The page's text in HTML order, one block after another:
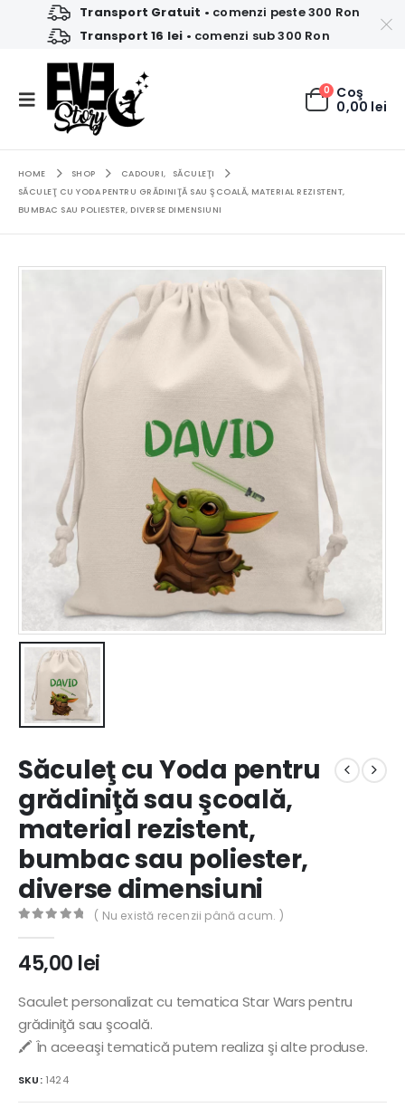
Transport Gratuit • comenzi peste 300 Ron
Transport 16 lei • comenzi sub 300 Ron
0 Coş
0,00 lei
HOME SHOP CADOURI,
SĂCULEŢI
SĂCULEŢ CU YODA PENTRU GRĂDINIŢĂ SAU ŞCOALĂ, MATERIAL REZISTENT,
BUMBAC SAU POLIESTER, DIVERSE DIMENSIUNI
Săculeţ cu Yoda pentru
grădiniţă sau şcoală,
material rezistent,
bumbac sau poliester,
diverse dimensiuni
( Nu există recenzii până acum. )
45,00 lei
Saculet personalizat cu tematica Star Wars pentru
grădiniţă sau şcoală.
🖍️ În aceeaşi tematică putem realiza şi alte produse.
SKU: 1424